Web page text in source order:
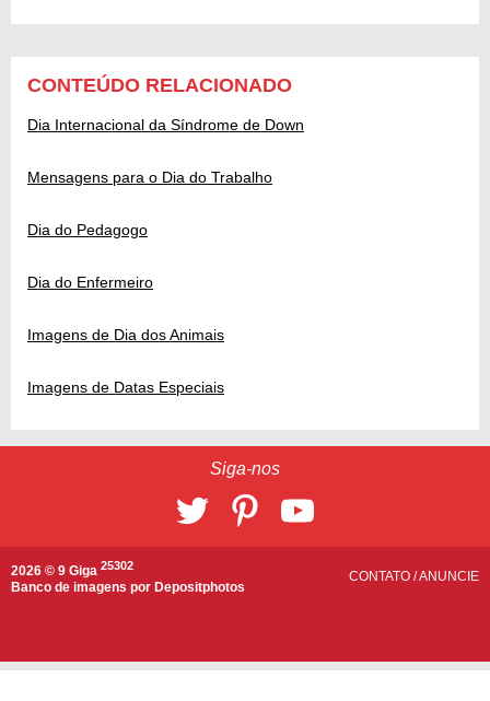
CONTEÚDO RELACIONADO
Dia Internacional da Síndrome de Down
Mensagens para o Dia do Trabalho
Dia do Pedagogo
Dia do Enfermeiro
Imagens de Dia dos Animais
Imagens de Datas Especiais
Siga-nos
2026 © 9 Giga 25302
Banco de imagens por Depositphotos
CONTATO /ANUNCIE